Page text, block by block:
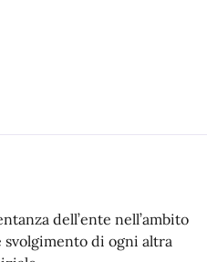
dell’ente nell’ambito
di ogni altra